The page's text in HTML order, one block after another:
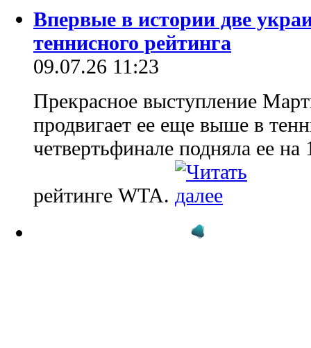
Впервые в истории две
теннисного рейтинга
09.07.26 11:23
Прекрасное выступление
продвигает ее еще выше в
четвертьфинале подняла ее
рейтинге WTA.